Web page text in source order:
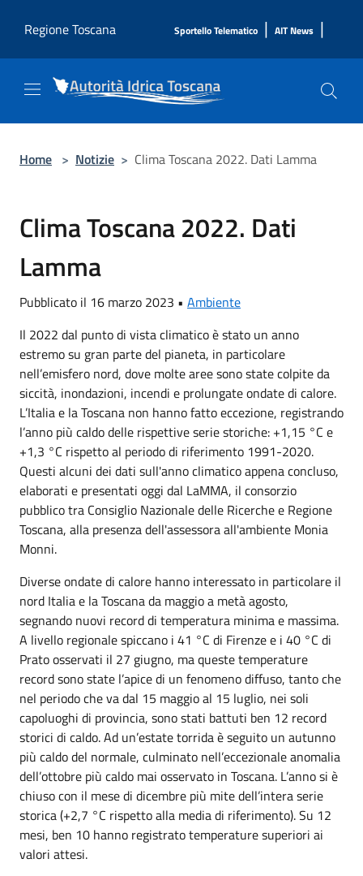
Regione Toscana
Sportello Telematico | AIT News |
Home > Notizie > Clima Toscana 2022. Dati Lamma
Clima Toscana 2022. Dati
Lamma
Pubblicato il 16 marzo 2023 • Ambiente
Il 2022 dal punto di vista climatico è stato un anno
estremo su gran parte del pianeta, in particolare
nell’emisfero nord, dove molte aree sono state colpite da
siccità, inondazioni, incendi e prolungate ondate di calore.
L’Italia e la Toscana non hanno fatto eccezione, registrando
l’anno più caldo delle rispettive serie storiche: +1,15 °C e
+1,3 °C rispetto al periodo di riferimento 1991-2020.
Questi alcuni dei dati sull'anno climatico appena concluso,
elaborati e presentati oggi dal LaMMA, il consorzio
pubblico tra Consiglio Nazionale delle Ricerche e Regione
Toscana, alla presenza dell'assessora all'ambiente Monia
Monni.
Diverse ondate di calore hanno interessato in particolare il
nord Italia e la Toscana da maggio a metà agosto,
segnando nuovi record di temperatura minima e massima.
A livello regionale spiccano i 41 °C di Firenze e i 40 °C di
Prato osservati il 27 giugno, ma queste temperature
record sono state l’apice di un fenomeno diffuso, tanto che
nel periodo che va dal 15 maggio al 15 luglio, nei soli
capoluoghi di provincia, sono stati battuti ben 12 record
storici di caldo. Ad un’estate torrida è seguito un autunno
più caldo del normale, culminato nell’eccezionale anomalia
dell’ottobre più caldo mai osservato in Toscana. L’anno si è
chiuso con il mese di dicembre più mite dell’intera serie
storica (+2,7 °C rispetto alla media di riferimento). Su 12
mesi, ben 10 hanno registrato temperature superiori ai
valori attesi.